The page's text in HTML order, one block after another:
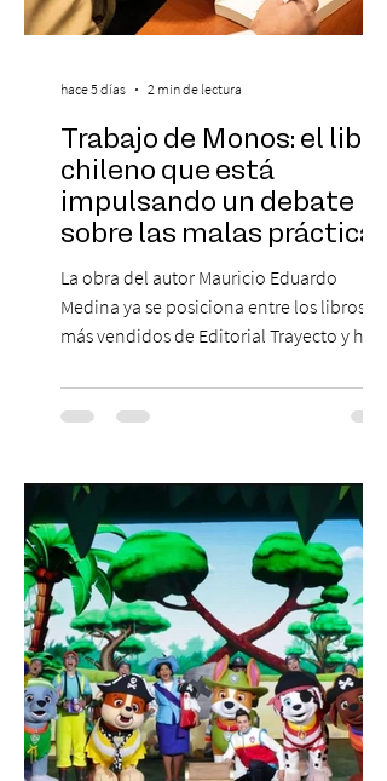
Trabajo de Monos: el libro
chileno que está
impulsando un debate
sobre las malas prácticas
laborales y el futuro del
trabajo
La obra del autor Mauricio Eduardo
Medina ya se posiciona entre los libros
más vendidos de Editorial Trayecto y ha
para mejorar los procesos de selección
laboral en Chile. En un contexto donde el
experiencias laborales forman parte de la
realidad de miles de trabajadores, Trabajo
de Monos – Reflexiones de la Selva
Corporativa, del autor Mauricio Eduardo
Medina, ha trascendido el ámbito editorial
hace 5 días 2 min de lectura